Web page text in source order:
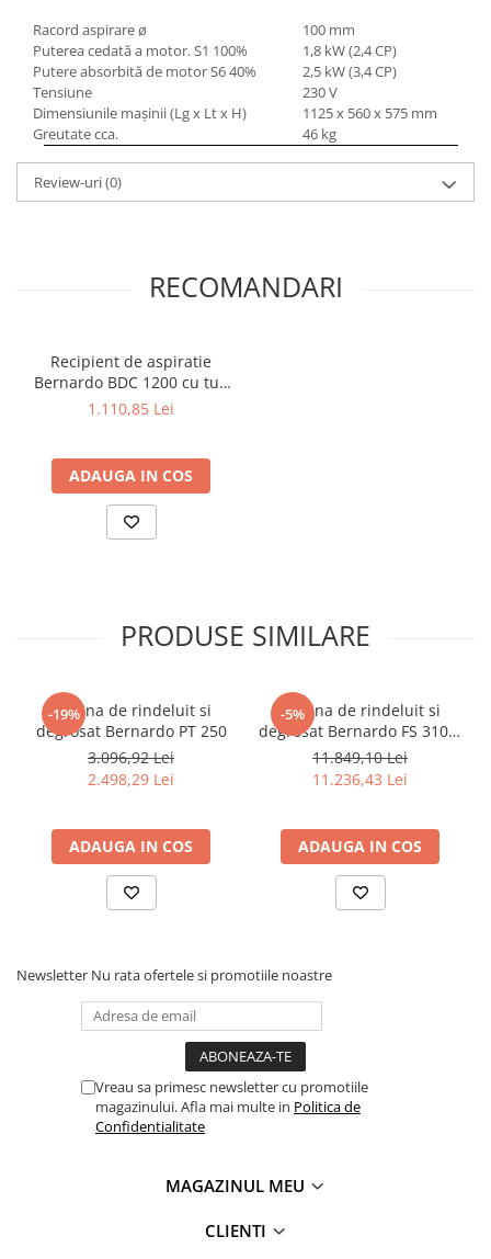
Fălci pentru PHV / VHV
Menghine
Mese rotative / mese inclinabile /
Etape XY
Papusa mobila / con de centrare
Instrumente de masurare
Afisaj digital
Dispozitiv de testare
Masurare
Micrometru
Micrometru de adancime
Palpatoare margine
Placi de granit de suprafață
Set unelte de masurare
Instrumente de decupare
Instrumente de frezat
Instrumente de găurit
Tarozi si filiere
Accesorii utilaje
Accesorii masini de gaurit si frezat
Accesorii pentru ferastraie
mecanice cu banda si disc
Accesorii pentru masini de ascutit
Accesorii pentru masini de taiat
Accesorii pentru mașini de găurit
Accesorii pentru strunguri
Accesorii polizor umed și uscat
Accesorii masini de slefuit cutite
Accesorii pentru mașini de șlefuit
Racord aspirare ø
100 mm
Puterea cedată a motor. S1 100%
1,8 kW (2,4 CP)
Putere absorbită de motor S640%
2,5 kW (3,4 CP)
Tensiune
230 V
Dimensiunile maşinii (Lg x Lt x H)
1125 x 560 x 575 mm
Greutate cca.
46 kg
Review-uri(0)
RECOMANDARI
Recipient de aspiratie
Bernardo BDC 1200 cu tub
de 2,0 m
1.110,85 Lei
ADAUGA IN COS
PRODUSE SIMILARE
-19%
Masina de rindeluit si
degrosat Bernardo PT 250
3.096,92 Lei
2.498,29 Lei
ADAUGA IN COS
-5%
Masina de rindeluit si
degrosat Bernardo FS 310 P
- 230 V
11.849,10 Lei
11.236,43 Lei
ADAUGA IN COS
Newsletter Nu rata ofertele si promotiile noastre
Vreau sa primesc newsletter cu promotiile
magazinului. Afla mai multe in Politica de
Confidentialitate
MAGAZINUL MEU
CLIENTI